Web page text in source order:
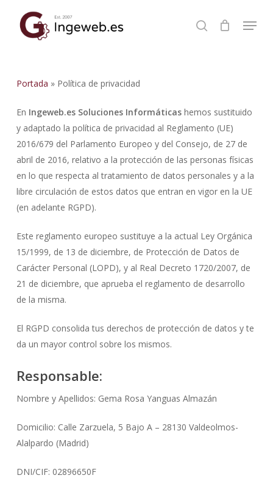
buscar
Menu
Portada » Política de privacidad
En Ingeweb.es Soluciones Informáticashemos sustituido
y adaptado la política de privacidad al Reglamento (UE)
2016/679 del Parlamento Europeo y del Consejo, de 27 de
abril de 2016, relativo a la protección de las personas físicas
en lo que respecta al tratamiento de datos personales y a la
libre circulación de estos datos que entran en vigor en la UE
(en adelante RGPD).
Este reglamento europeo sustituye a la actual Ley Orgánica
15/1999, de 13 de diciembre, de Protección de Datos de
Carácter Personal (LOPD), y al Real Decreto 1720/2007, de
21 de diciembre, que aprueba el reglamento de desarrollo
de la misma.
El RGPD consolida tus derechos de protección de datos y te
da un mayor control sobre los mismos.
Responsable:
Nombre y Apellidos: Gema Rosa Yanguas Almazán
Domicilio: Calle Zarzuela, 5 Bajo A – 28130 Valdeolmos-
Alalpardo (Madrid)
DNI/CIF: 02896650F